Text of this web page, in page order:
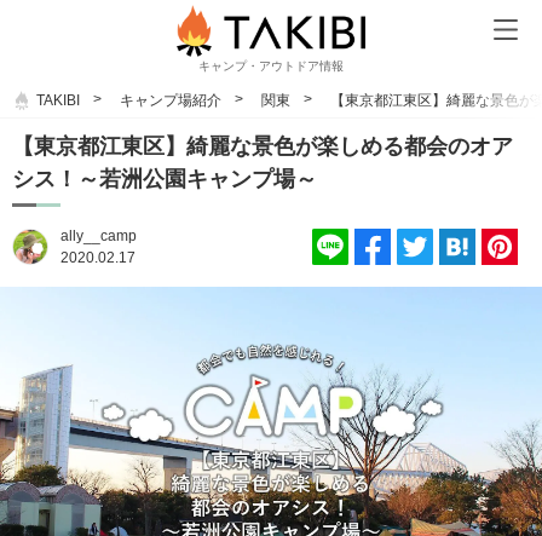
キャンプ・アウトドア情報
TAKIBI キャンプ場紹介 関東 【東京都江東区】綺麗な景色
【東京都江東区】綺麗な景色が楽しめる都会のオア
シス！～若洲公園キャンプ場～
ally__camp
2020.02.17